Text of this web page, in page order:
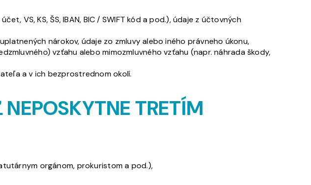
VS, KS, ŠS, IBAN, BIC / SWIFT kód a pod.), údaje z účtovných
nárokov, údaje zo zmluvy alebo iného právneho úkonu,
vzťahu alebo mimozmluvného vzťahu (napr. náhrada škody,
a v ich bezprostrednom okolí.
TRETÍM
orgánom, prokuristom a pod.),